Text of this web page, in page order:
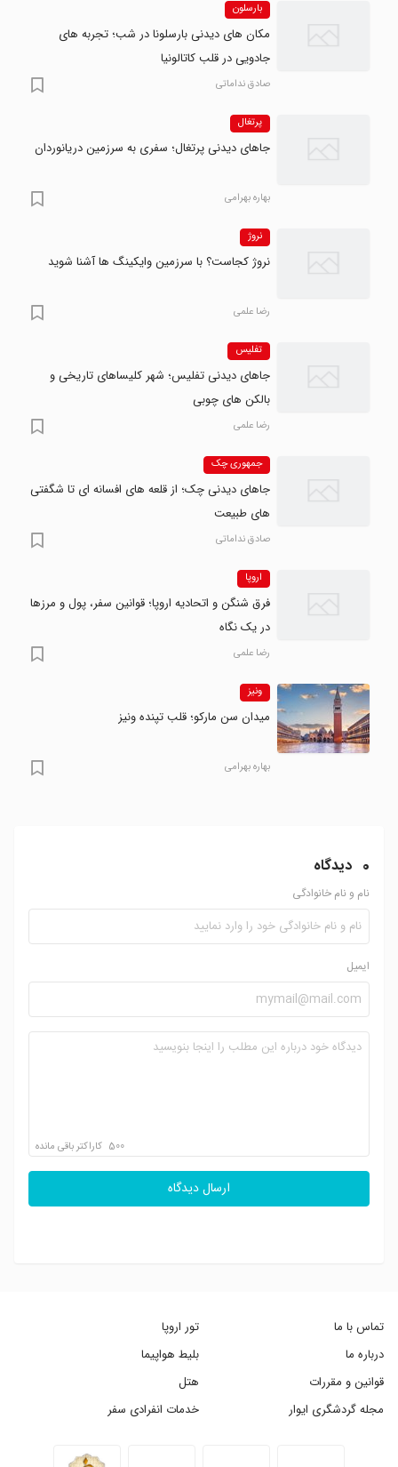
بارسلون
مکان های دیدنی بارسلونا در شب؛ تجربه های
جادویی در قلب کاتالونیا
صادق نداماتی
پرتغال
جاهای دیدنی پرتغال؛ سفری به سرزمین دریانوردان
بهاره بهرامی
نروژ
نروژ کجاست؟ با سرزمین وایکینگ ها آشنا شوید
رضا علمی
تفلیس
جاهای دیدنی تفلیس؛ شهر کلیساهای تاریخی و
بالکن های چوبی
رضا علمی
جمهوری چک
جاهای دیدنی چک؛ از قلعه های افسانه ای تا شگفتی
های طبیعت
صادق نداماتی
اروپا
فرق شنگن و اتحادیه اروپا؛ قوانین سفر، پول و مرزها
در یک نگاه
رضا علمی
ونیز
میدان سن مارکو؛ قلب تپنده ونیز
بهاره بهرامی
0 دیدگاه
نام و نام خانوادگی
ایمیل
500 کاراکتر باقی مانده
ارسال دیدگاه
تماس با ما
درباره ما
قوانین و مقررات
مجله گردشگری ایوار
تور اروپا
بلیط هواپیما
هتل
خدمات انفرادی سفر